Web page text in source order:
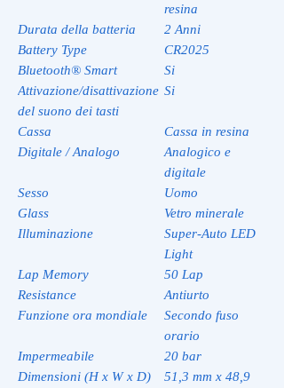
resina
Durata della batteria
2 Anni
Battery Type
CR2025
Bluetooth® Smart
Si
Attivazione/disattivazione
del suono dei tasti
Si
Cassa
Cassa in resina
Digitale / Analogo
Analogico e
digitale
Sesso
Uomo
Glass
Vetro minerale
Illuminazione
Super-Auto LED
Light
Lap Memory
50 Lap
Resistance
Antiurto
Funzione ora mondiale
Secondo fuso
orario
Impermeabile
20 bar
Dimensioni (H x W x D)
51,3 mm x 48,9